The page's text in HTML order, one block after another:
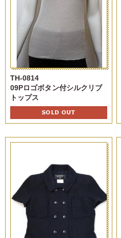
TH-0814
09Pロゴボタン付シルクリブ
トップス
SOLD OUT